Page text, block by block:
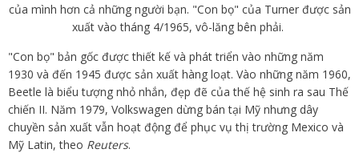
của mình hơn cả những người bạn. "Con bọ" của Turner được sản
xuất vào tháng 4/1965, vô-lăng bên phải.
"Con bọ" bản gốc được thiết kế và phát triển vào những năm
1930 và đến 1945 được sản xuất hàng loạt. Vào những năm 1960,
Beetle là biểu tượng nhỏ nhắn, đẹp đẽ của thế hệ sinh ra sau Thế
chiến II. Năm 1979, Volkswagen dừng bán tại Mỹ nhưng dây
chuyền sản xuất vẫn hoạt động để phục vụ thị trường Mexico và
Mỹ Latin, theo Reuters.